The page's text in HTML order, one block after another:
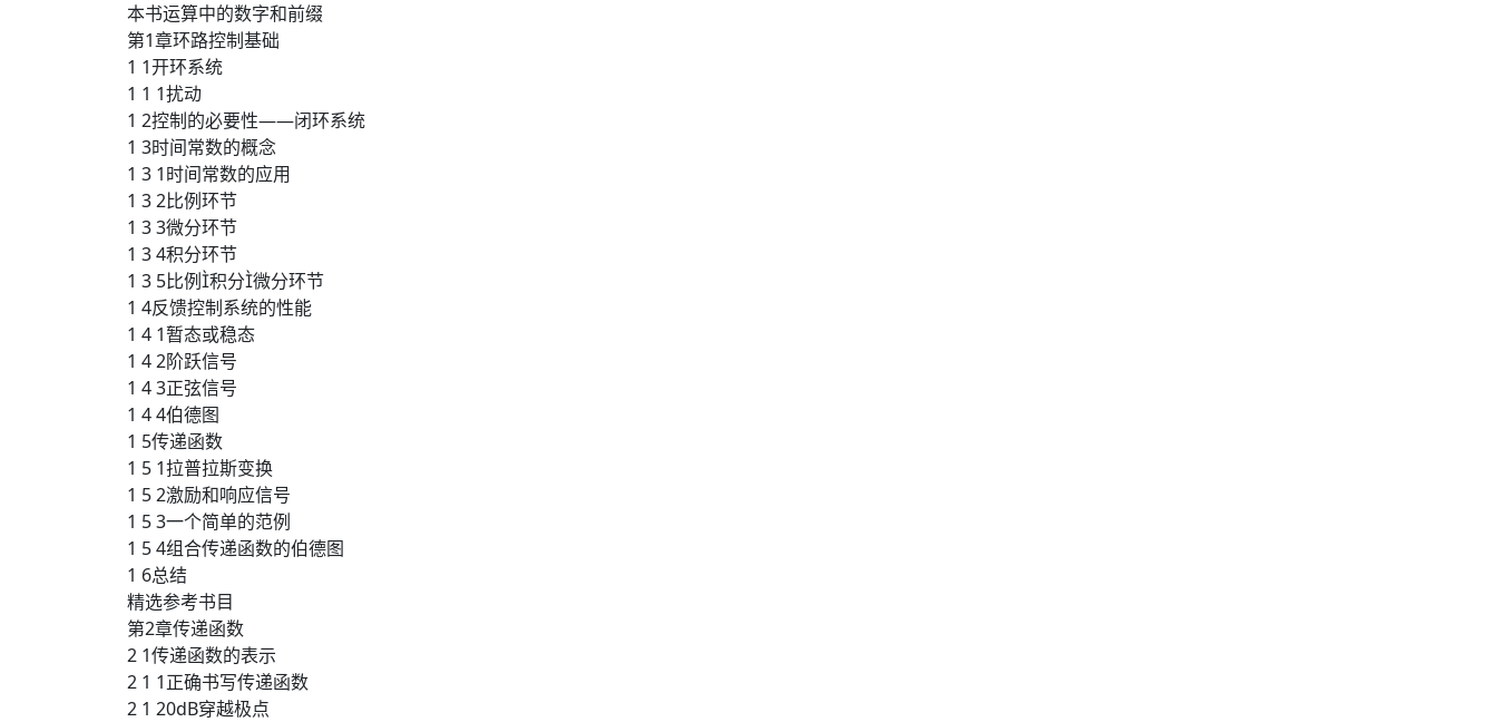
本书运算中的数字和前缀
第1章环路控制基础
1 1开环系统
1 1 1扰动
1 2控制的必要性——闭环系统
1 3时间常数的概念
1 3 1时间常数的应用
1 3 2比例环节
1 3 3微分环节
1 3 4积分环节
1 3 5比例积分微分环节
1 4反馈控制系统的性能
1 4 1暂态或稳态
1 4 2阶跃信号
1 4 3正弦信号
1 4 4伯德图
1 5传递函数
1 5 1拉普拉斯变换
1 5 2激励和响应信号
1 5 3一个简单的范例
1 5 4组合传递函数的伯德图
1 6总结
精选参考书目
第2章传递函数
2 1传递函数的表示
2 1 1正确书写传递函数
2 1 20dB穿越极点